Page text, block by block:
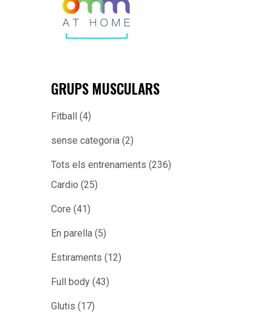
GRUPS MUSCULARS
Fitball (4)
sense categoria (2)
Tots els entrenaments (236)
Cardio (25)
Core (41)
En parella (5)
Estiraments (12)
Full body (43)
Glutis (17)